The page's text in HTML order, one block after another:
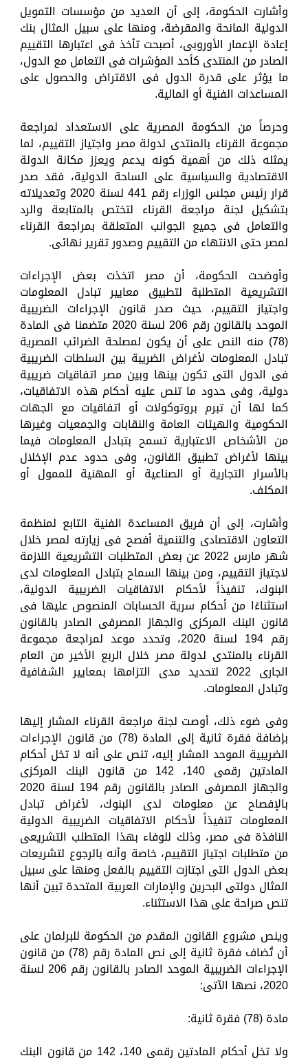
وأشارت الحكومة، إلى أن العديد من مؤسسات التمويل
الدولية المانحة والمقرضة، ومنها على سبيل المثال بنك
إعادة الإعمار الأوروبى، أصبحت تأخذ فى اعتبارها التقييم
الصادر من المنتدى كأحد المؤشرات فى التعامل مع الدول،
ما يؤثر على قدرة الدول فى الاقتراض والحصول على
المساعدات الفنية أو المالية.
وحرصاً من الحكومة المصرية على الاستعداد لمراجعة
مجموعة القرناء بالمنتدى لدولة مصر واجتياز التقييم، لما
يمثله ذلك من أهمية كونه يدعم ويعزز مكانة الدولة
الاقتصادية والسياسية على الساحة الدولية، فقد صدر
قرار رئيس مجلس الوزراء رقم 441 لسنة 2020 وتعديلاته
بتشكيل لجنة مراجعة القرناء لتختص بالمتابعة والرد
والتعامل فى جميع الجوانب المتعلقة بمراجعة القرناء
لمصر حتى الانتهاء من التقييم وصدور تقرير نهائی.
وأوضحت الحكومة، أن مصر اتخذت بعض الإجراءات
التشريعية المتطلبة لتطبيق معايير تبادل المعلومات
واجتياز التقييم، حيث صدر قانون الإجراءات الضريبية
الموحد بالقانون رقم 206 لسنة 2020 متضمنا فى المادة
(78) منه النص على أن يكون لمصلحة الضرائب المصرية
تبادل المعلومات لأغراض الضريبة بين السلطات الضريبية
فى الدول التى تكون بينها وبين مصر اتفاقيات ضريبية
دولية، وفى حدود ما تنص عليه أحكام هذه الاتفاقيات،
كما لها أن تبرم بروتوكولات أو اتفاقيات مع الجهات
الحكومية والهيئات العامة والنقابات والجمعيات وغيرها
من الأشخاص الاعتبارية تسمح بتبادل المعلومات فيما
بينها لأغراض تطبيق القانون، وفى حدود عدم الإخلال
بالأسرار التجارية أو الصناعية أو المهنية للممول أو
المكلف.
وأشارت، إلى أن فريق المساعدة الفنية التابع لمنظمة
التعاون الاقتصادى والتنمية أفصح فى زيارته لمصر خلال
شهر مارس 2022 عن بعض المتطلبات التشريعية اللازمة
لاجتياز التقييم، ومن بينها السماح بتبادل المعلومات لدى
البنوك، تنفيذاً لأحكام الاتفاقيات الضريبية الدولية،
استثناءًا من أحكام سرية الحسابات المنصوص عليها فى
قانون البنك المركزى والجهاز المصرفى الصادر بالقانون
رقم 194 لسنة 2020، وتحدد موعد لمراجعة مجموعة
القرناء بالمنتدى لدولة مصر خلال الربع الأخير من العام
الجارى 2022 لتحديد مدى التزامها بمعايير الشفافية
وتبادل المعلومات.
وفى ضوء ذلك، أوصت لجنة مراجعة القرناء المشار إليها
بإضافة فقرة ثانية إلى المادة (78) من قانون الإجراءات
الضريبية الموحد المشار إليه، تنص على أنه لا تخل أحكام
المادتين رقمى 140، 142 من قانون البنك المركزى
والجهاز المصرفى الصادر بالقانون رقم 194 لسنة 2020
بالإفصاح عن معلومات لدى البنوك، لأغراض تبادل
المعلومات تنفيذاً لأحكام الاتفاقيات الضريبية الدولية
النافذة فى مصر، وذلك للوفاء بهذا المتطلب التشريعى
من متطلبات اجتياز التقييم، خاصة وأنه بالرجوع لتشريعات
بعض الدول التى اجتازت التقييم بالفعل ومنها على سبيل
المثال دولتى البحرين والإمارات العربية المتحدة تبين أنها
تنص صراحة على هذا الاستثناء.
وينص مشروع القانون المقدم من الحكومة للبرلمان على
أن تُضاف فقرة ثانية إلى نص المادة رقم (78) من قانون
الإجراءات الضريبية الموحد الصادر بالقانون رقم 206 لسنة
2020، نصها الآتى:
مادة (78) فقرة ثانية:
ولا تخل أحكام المادتين رقمى 140، 142 من قانون البنك